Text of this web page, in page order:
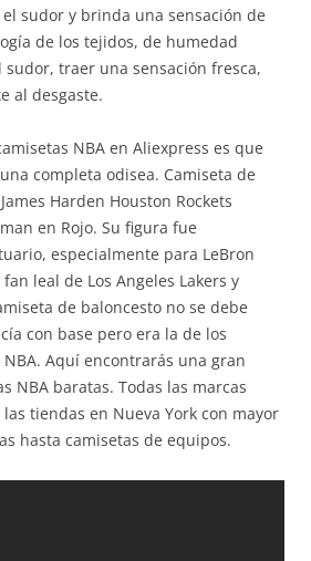
sudor y brinda una sensación de
de los tejidos, de humedad
traer una sensación fresca,
al desgaste.
NBA en Aliexpress es que
completa odisea. Camiseta de
Harden Houston Rockets
en Rojo. Su figura fue
especialmente para LeBron
leal de Los Angeles Lakers y
de baloncesto no se debe
con base pero era la de los
Aquí encontrarás una gran
NBA baratas. Todas las marcas
tiendas en Nueva York con mayor
hasta camisetas de equipos.